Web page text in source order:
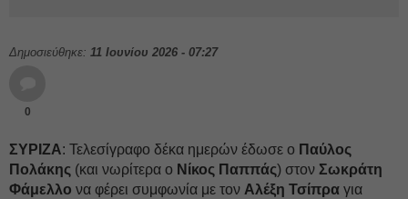
Δημοσιεύθηκε: 11 Ιουνίου 2026 - 07:27
0
ΣΥΡΙΖΑ: Τελεσίγραφο δέκα ημερών έδωσε ο Παύλος
Πολάκης (και νωρίτερα ο Νίκος Παππάς) στον Σωκράτη
Φάμελλο να φέρει συμφωνία με τον Αλέξη Τσίπρα για